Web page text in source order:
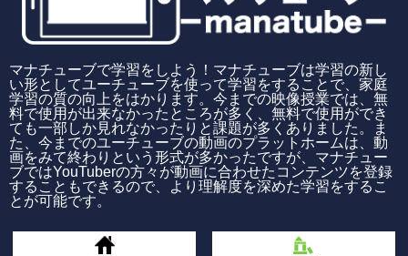
マナチューブで学習をしよう！マナチューブは学習の新し
い形としてユーチューブを使って学習をすることで、家庭
学習の質の向上をはかります。今までの映像授業では、無
料で使用が出来なかったところが多く、無料で使用ができ
ても一部しか見れなかったりと課題が多くありました。ま
た、今までのユーチューブの動画のプラットホームは、動
画をみて終わりという形式が多かったですが、マナチュー
ブではYouTuberの方々が動画に合わせたコンテンツを登録
することもできるので、より理解度を深めた学習をするこ
とが可能です。